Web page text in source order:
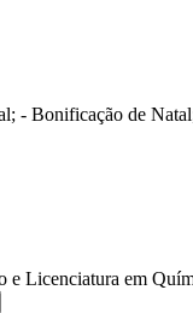
- Bonificação de
e Licenciatura em